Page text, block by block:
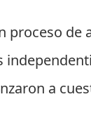
proceso
a